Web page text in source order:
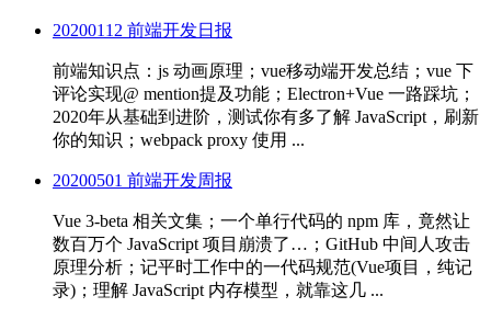
20200112 前端开发日报
前端知识点：js 动画原理；vue移动端开发总结；vue 下
评论实现@ mention提及功能；Electron+Vue 一路踩坑；
2020年从基础到进阶，测试你有多了解 JavaScript，刷新
你的知识；webpack proxy 使用 ...
20200501 前端开发周报
Vue 3-beta 相关文集；一个单行代码的 npm 库，竟然让
数百万个 JavaScript 项目崩溃了…；GitHub 中间人攻击
原理分析；记平时工作中的一代码规范(Vue项目，纯记
录)；理解 JavaScript 内存模型，就靠这几 ...